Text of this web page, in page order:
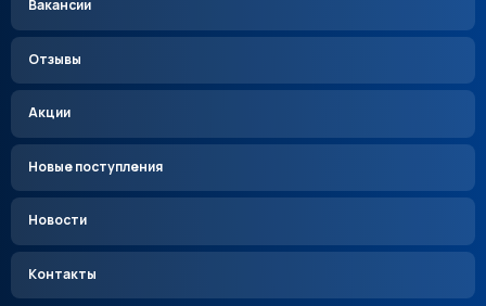
Вакансии
Отзывы
Акции
Новые поступления
Новости
Контакты